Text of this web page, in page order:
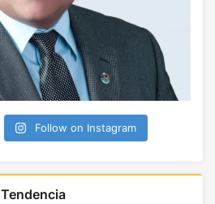
Follow on Instagram
Tendencia